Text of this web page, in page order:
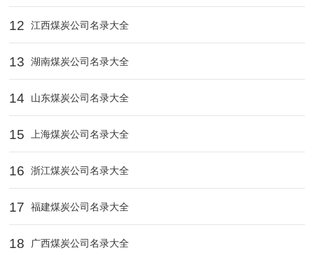
12 江西煤炭公司名录大全
13 湖南煤炭公司名录大全
14 山东煤炭公司名录大全
15 上海煤炭公司名录大全
16 浙江煤炭公司名录大全
17 福建煤炭公司名录大全
18 广西煤炭公司名录大全